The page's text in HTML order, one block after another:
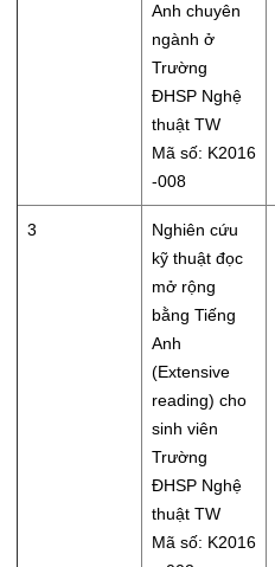
Anh chuyên
ngành ở
Trường
ĐHSP Nghệ
thuật TW
Mã số: K2016
-008
3
Nghiên cứu
kỹ thuật đọc
mở rộng
bằng Tiếng
Anh
(Extensive
reading) cho
sinh viên
Trường
ĐHSP Nghệ
thuật TW
Mã số: K2016